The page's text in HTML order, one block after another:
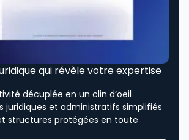
qui révèle votre expertise
décuplée en un clin d’oeil
juridiques et administratifs simplifiés
structures protégées en toute